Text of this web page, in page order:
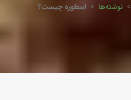
> نوشته‌ها > اسطوره چیست؟